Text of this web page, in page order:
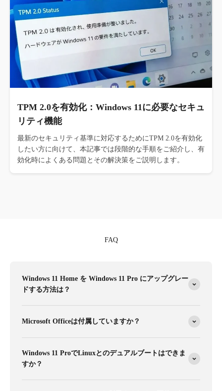
TPM 2.0を有効化：Windows 11に必要なセキュ
リティ機能
最新のセキュリティ基準に対応するためにTPM 2.0を有効化
したい方に向けて、本記事では段階的な手順をご紹介し、有
効化時によくある問題とその解決策をご説明します。
FAQ
Windows 11 Home を Windows 11 Pro にアップグレー
ドする方法は？
Microsoft Officeは付属していますか？
Windows 11 ProでLinuxとのデュアルブートはできま
すか？